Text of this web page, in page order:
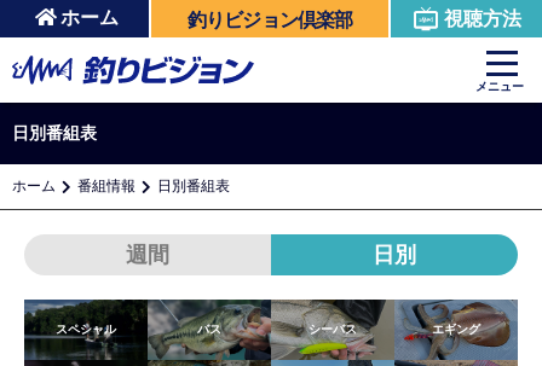
ホーム 釣りビジョン倶楽部 視聴方法
メニュー
日別番組表
ホーム 番組情報 日別番組表
週間 日別
スペシャル バス シーバス エギング